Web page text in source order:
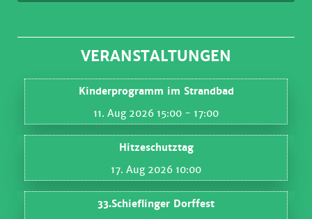
VERANSTALTUNGEN
Kinderprogramm im Strandbad
11. Aug 2026 15:00 - 17:00
Hitzeschutztag
17. Aug 2026 10:00
33.Schieflinger Dorffest